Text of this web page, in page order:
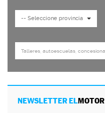
NEWSLETTER ELMOTOR